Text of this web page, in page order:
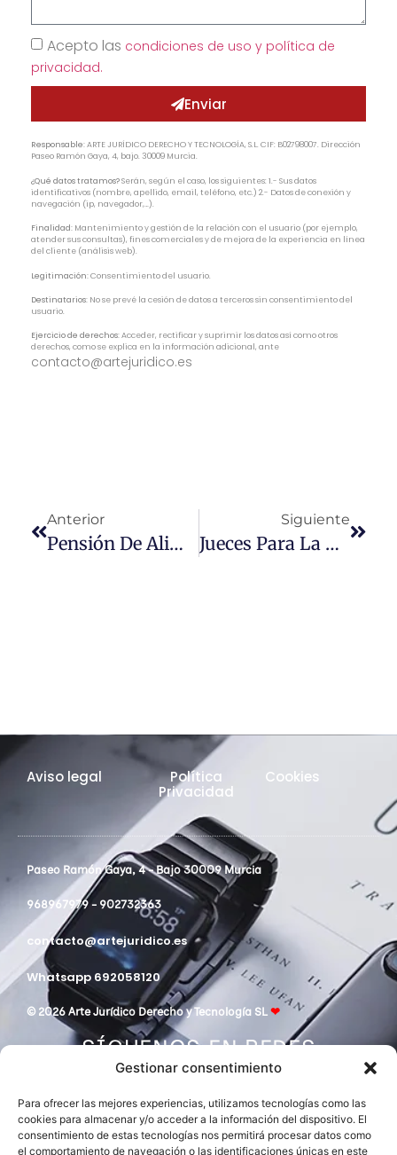
Gestionar consentimiento
Para ofrecer las mejores experiencias, utilizamos tecnologías como las
cookies para almacenar y/o acceder a la información del dispositivo. El
consentimiento de estas tecnologías nos permitirá procesar datos como
el comportamiento de navegación o las identificaciones únicas en este
Acepto las condiciones de uso y política de
privacidad.
Enviar
Responsable:ARTE JURÍDICO DERECHO Y TECNOLOGÍA, S.L. CIF: B02798007. Dirección
Paseo Ramón Gaya, 4, bajo. 30009 Murcia.
¿Qué datos tratamos?Serán, según el caso, los siguientes: 1.- Sus datos
identificativos (nombre, apellido, email, teléfono, etc.) 2.- Datos de conexión y
navegación (ip, navegador,…).
Finalidad: Mantenimiento y gestión de la relación con el usuario (por ejemplo,
atender sus consultas), fines comerciales y de mejora de la experiencia en línea
del cliente (análisis web).
Legitimación:Consentimiento del usuario.
Destinatarios: No se prevé la cesión de datos a terceros sin consentimiento del
usuario.
Ejercicio de derechos:Acceder, rectificar y suprimir los datos así como otros
derechos, como se explica en la información adicional, ante
contacto@artejuridico.es
Anterior
Pensión De Alimentos De Los Hijos: Hasta Cuándo Es Necesario Pagarla.
Siguiente
Jueces Para La Democracia Demanda Al Ministerio De Justicia Y Al CGPJ
Aviso legal
Política
Privacidad
Cookies
Paseo Ramón Gaya, 4 - Bajo 30009 Murcia
968967979 - 902732363
contacto@artejuridico.es
Whatsapp 692058120
© 2026 Arte Jurídico Derecho y Tecnología SL ❤
SÍGUENOS EN REDES